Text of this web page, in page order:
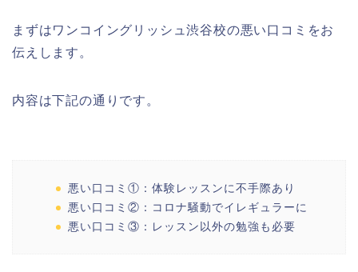
まずはワンコイングリッシュ渋谷校の悪い口コミをお
伝えします。
内容は下記の通りです。
悪い口コミ①：体験レッスンに不手際あり
悪い口コミ②：コロナ騒動でイレギュラーに
悪い口コミ③：レッスン以外の勉強も必要